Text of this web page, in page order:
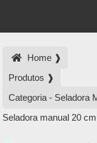
Home ❱
Produtos ❱
Categoria - Seladora
Seladora manual 20